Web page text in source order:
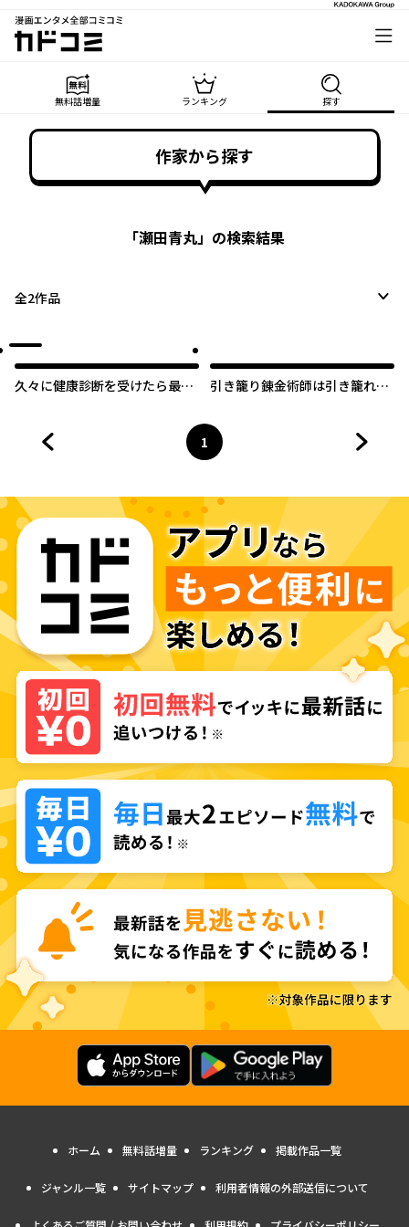
漫画エンタメ全部コミコミ
カドコミ
無料話増量 ランキング 探す
作家から探す
「瀬田青丸」の検索結果
全2作品
久々に健康診断を受けたら最強
放されたオッサン冒険者、今更
英雄を目指す～
引き籠り錬金術師は引き籠れな
記～
ページ
1
へ
ホーム 無料話増量 ランキング 掲載作品一覧
ジャンル一覧 サイトマップ 利用者情報の外部送信について